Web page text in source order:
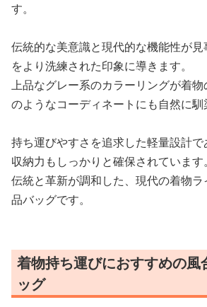
す。
伝統的な美意識と現代的な機能性が
をより洗練された印象に導きます。
上品なグレー系のカラーリングが着
のようなコーディネートにも自然に馴
持ち運びやすさを追求した軽量設計
収納力もしっかりと確保されています。
伝統と革新が調和した、現代の着物
品バッグです。
着物持ち運びにおすすめの風
ッグ